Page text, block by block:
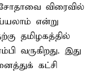
விரைவில்
என்று
தமிழகத்தில்
வருகிறது. இது
கட்சி